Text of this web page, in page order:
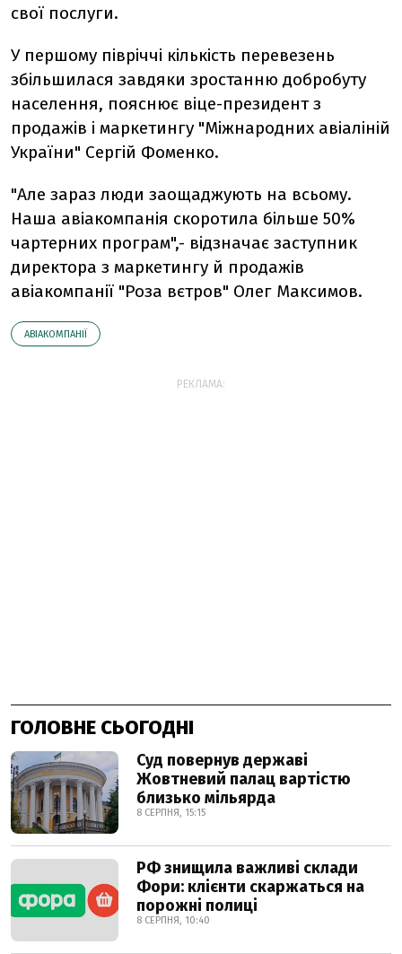
свої послуги.
У першому півріччі кількість перевезень
збільшилася завдяки зростанню добробуту
населення, пояснює віце-президент з
продажів і маркетингу "Міжнародних авіаліній
України" Сергій Фоменко.
"Але зараз люди заощаджують на всьому.
Наша авіакомпанія скоротила більше 50%
чартерних програм",- відзначає заступник
директора з маркетингу й продажів
авіакомпанії "Роза вєтров" Олег Максимов.
АВІАКОМПАНІЇ
РЕКЛАМА:
ГОЛОВНЕ СЬОГОДНІ
Суд повернув державі
Жовтневий палац вартістю
близько мільярда
8 СЕРПНЯ, 15:15
РФ знищила важливі склади
Фори: клієнти скаржаться на
порожні полиці
8 СЕРПНЯ, 10:40